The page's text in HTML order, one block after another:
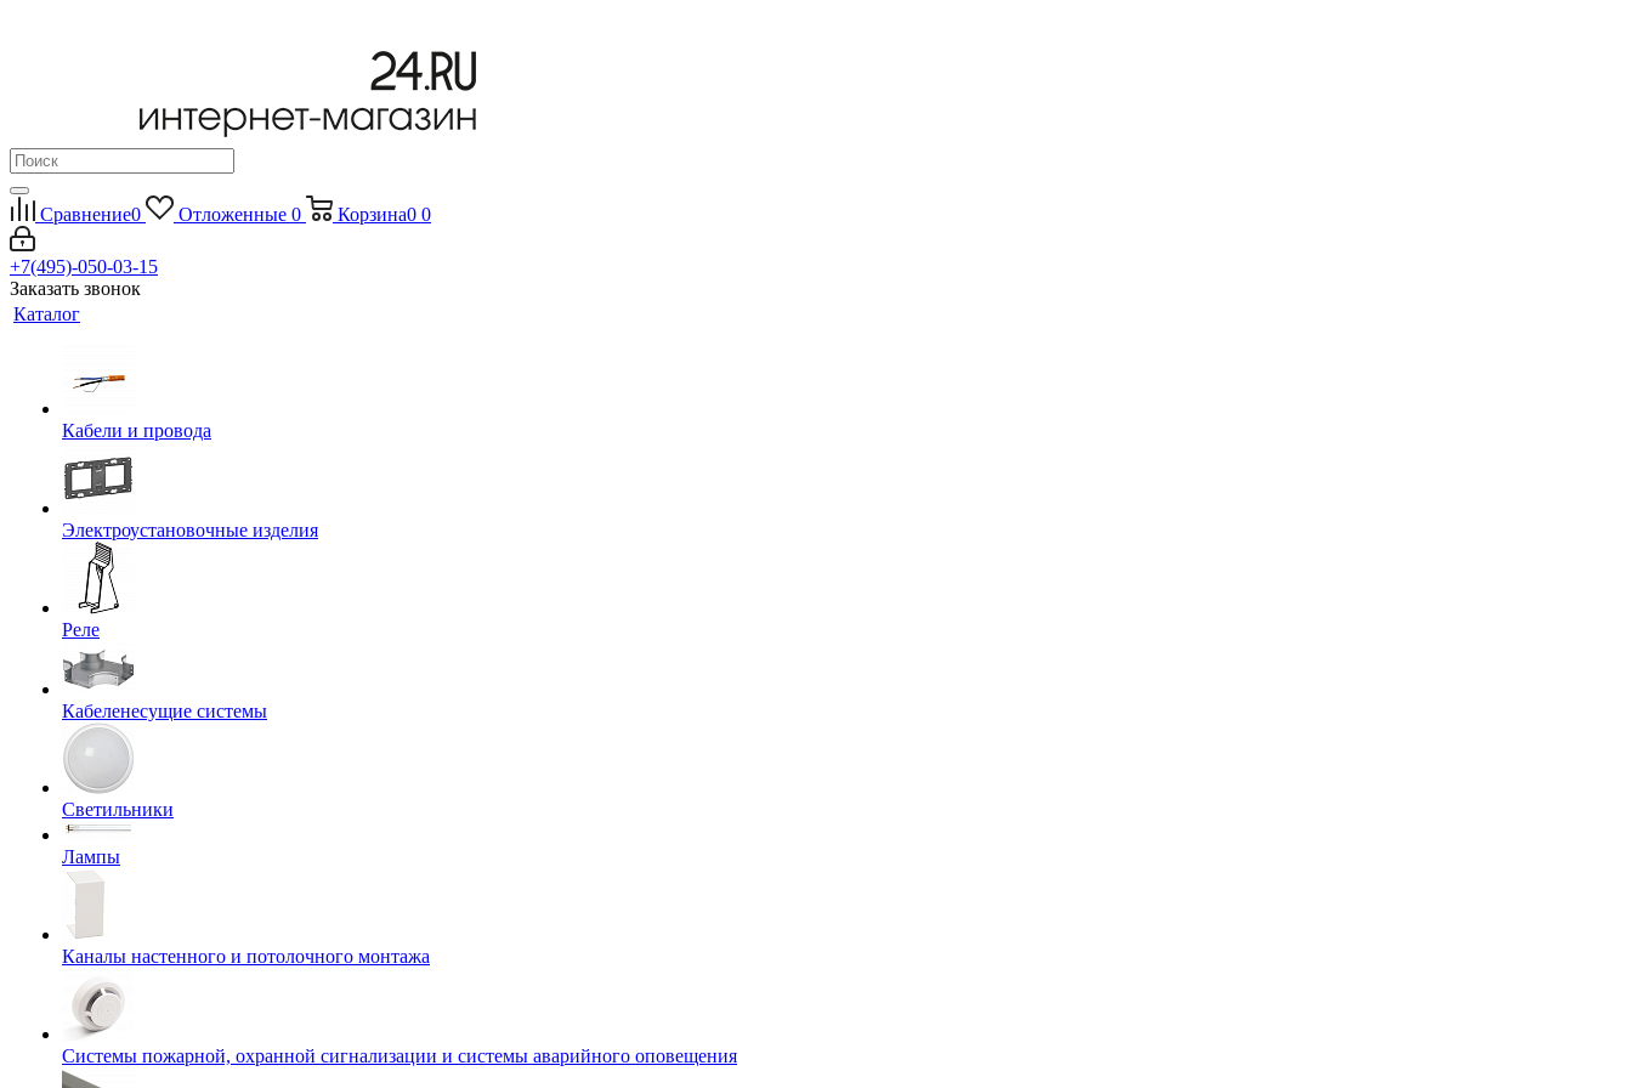
Сравнение0 Отложенные 0 Корзина0 0
+7(495)-050-03-15
Заказать звонок
Каталог
Кабели и провода
Электроустановочные изделия
Реле
Кабеленесущие системы
Светильники
Лампы
Каналы настенного и потолочного монтажа
Системы пожарной, охранной сигнализации и системы аварийного оповещения